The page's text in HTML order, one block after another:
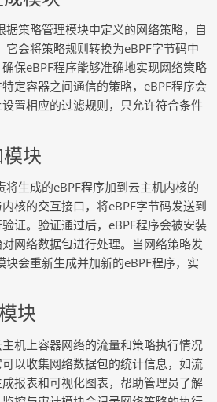
据策略管理模块中定义的网络策略，自
它会将策略规则转换为eBPF字节码中
保eBPF程序能够准确地实现网络策略
定容器之间通信的策略，eBPF程序会
置相应的过滤规则，只允许符合条件
块
将生成的eBPF程序加到云主机内核的
核的交互接口，将eBPF字节码发送到
证。验证通过后，eBPF程序会被安装
网络数据包进行处理。当网络策略发
块会重新生成并加新的eBPF程序，实
块
机上容器网络的流量和策略执行情况
以收集网络数据包的统计信息，如流
报表和可视化图表，帮助管理员了解